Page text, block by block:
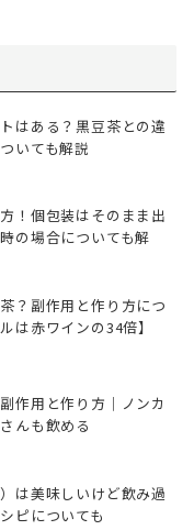
はある？黒豆茶との違
いても解説
！個包装はそのまま出
の場合についても解
？副作用と作り方につ
は赤ワインの34倍】
作用と作り方｜ノンカ
んも飲める
は美味しいけど飲み過
ピについても